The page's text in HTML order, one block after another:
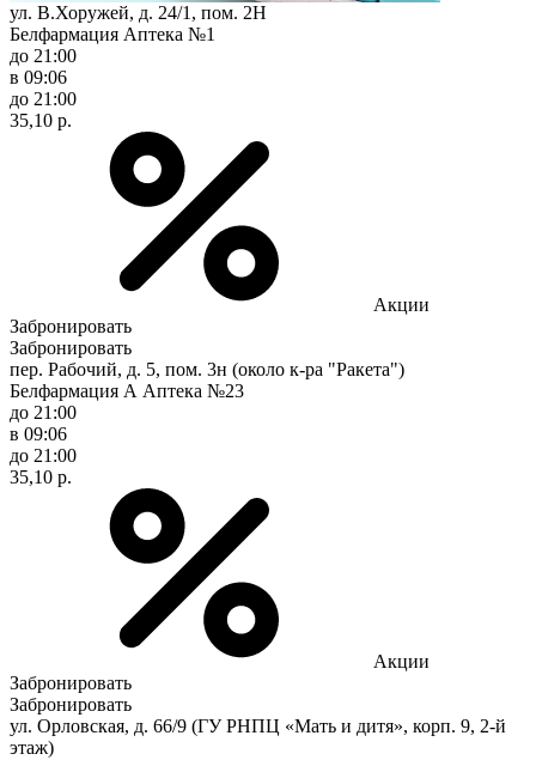
ул. В.Хоружей, д. 24/1, пом. 2Н
Белфармация Аптека №1
до 21:00
в 09:06
до 21:00
35,10 р.
Акции
Забронировать
Забронировать
пер. Рабочий, д. 5, пом. 3н (около к-ра "Ракета")
Белфармация А Аптека №23
до 21:00
в 09:06
до 21:00
35,10 р.
Акции
Забронировать
Забронировать
ул. Орловская, д. 66/9 (ГУ РНПЦ «Мать и дитя», корп. 9, 2-й
этаж)